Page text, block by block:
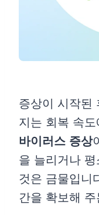
증상이 시작된
지는 회복 속
바이러스 증상
을 늘리거나
것은 금물입니
간을 확보해